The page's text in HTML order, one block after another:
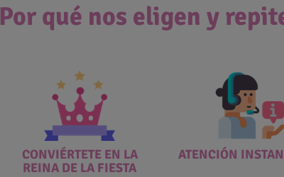
Por qué nos eligen y
CONVIÉRTETE EN LA
REINA DE LA FIESTA
ATENCIÓN